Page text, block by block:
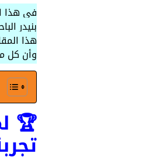
في هذا
بنيدر
هذا
وأن كل
🏆